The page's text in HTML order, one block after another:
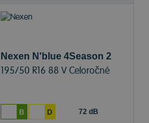
Nexen N'blue 4Season 2
195/50 R16 88 V Celoročné
B D 72 dB